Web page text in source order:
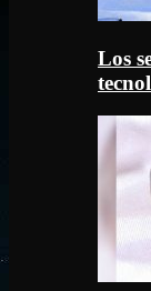
Los